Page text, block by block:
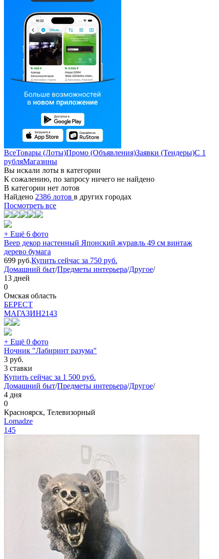
ВсеТовары (Лоты)Промо (Объявления)Заявки (Тендеры)С 1
рубляМагазины
Вы искали лоты в категории
К сожалению, по запросу ничего не найдено
В категории нет лотов
Найдено 2386 лотов в других городах
Посмотреть все
+ Ещё 6 фото
Веер декор настенный Японский журавль 49 см винтаж
дерево бумага
699 руб.Купить сейчас за 750 руб.
Домашний быт/Предметы интерьера/Другое/
13 дней
0
Омская область
БEPECT
МАГАЗИН2143
+ Ещё 0 фото
Ночник "Лабиринт разума"
3 руб.
3 ставки
Купить сейчас за 1 500 руб.
Домашний быт/Предметы интерьера/Другое/
4 дня
0
Красноярск, Телевизорный
Lomadze
145